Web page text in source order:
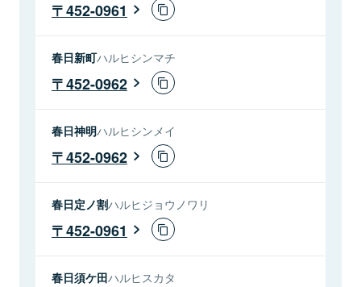
452-0961
春日新町ハルヒシンマチ
452-0962
春日神明ハルヒシンメイ
452-0962
春日定ノ割ハルヒジョウノワリ
452-0961
春日須ケ田ハルヒスカタ